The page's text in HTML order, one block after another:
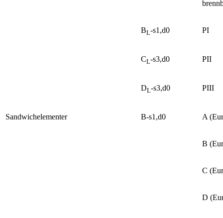
BL-s1,d0 PI
CL-s3,d0 PII
DL-s3,d0 PIII
Sandwichelementer B-s1,d0 A
B
C
D